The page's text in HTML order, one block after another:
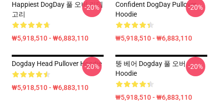
Happiest DogDay 풀 오버 카테
고리
₩5,918,510 - ₩6,883,110
-20%
Confident DogDay Pullover
Hoodie
₩5,918,510 - ₩6,883,110
-20%
Dogday Head Pullover Hoodie
₩5,918,510 - ₩6,883,110
-20%
뚱 베어 Dogday 풀 오버
Hoodie
₩5,918,510 - ₩6,883,110
-20%